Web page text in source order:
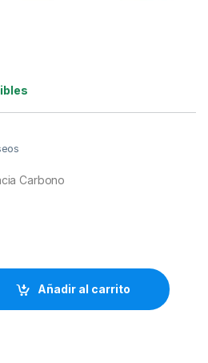
Carbono
Añadir al carrito